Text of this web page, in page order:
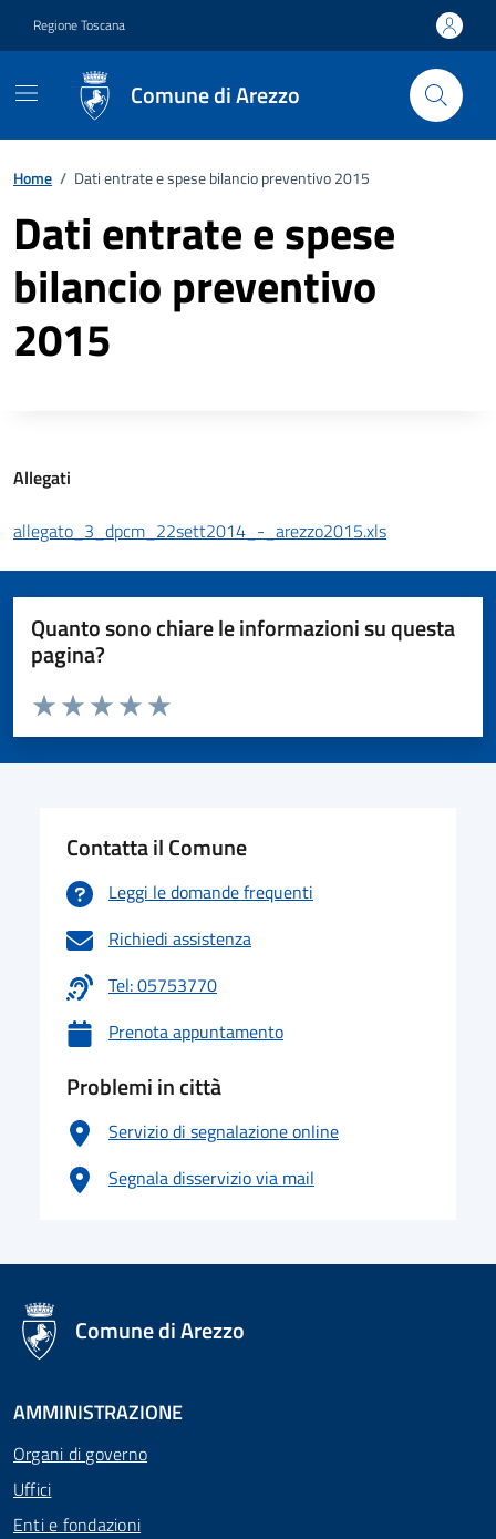
Regione Toscana
Comune di Arezzo
Home / Dati entrate e spese bilancio preventivo 2015
Dati entrate e spese
bilancio preventivo
2015
Allegati
allegato_3_dpcm_22sett2014_-_arezzo2015.xls
Quanto sono chiare le informazioni su questa
pagina?
Valuta da 1 a 5 stelle la pagina
Valuta 5 stelle su 5
Valuta 4 stelle su 5
Valuta 3 stelle su 5
Valuta 2 stelle su 5
Valuta 1 stelle su 5
Contatta il Comune
Leggi le domande frequenti
Richiedi assistenza
Tel: 05753770
Prenota appuntamento
Problemi in città
Servizio di segnalazione online
Segnala disservizio via mail
logo Unione Europea
Comune di Arezzo
AMMINISTRAZIONE
Organi di governo
Uffici
Enti e fondazioni